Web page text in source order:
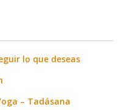
lo que deseas
– Tadásana